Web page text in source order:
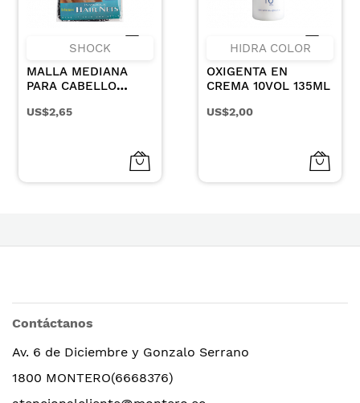
SHOCK
MALLA MEDIANA
PARA CABELLO
US$2,65
HIDRA COLOR
OXIGENTA EN
CREMA 10VOL 135ML
US$2,00
Contáctanos
Av. 6 de Diciembre y Gonzalo Serrano
1800 MONTERO(6668376)